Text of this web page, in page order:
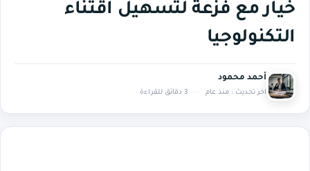
خيار مع فزعة لتسهيل اقتناء
التكنولوجيا
أحمد محمود
اخر تحديث : منذ عام 3 دقائق للقراءة